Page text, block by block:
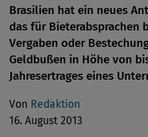
Brasilien hat ein neues
das für Bieterabsprachen
Vergaben oder
Geldbußen in Höhe von
Jahresertrages eines
Von Redaktion
16. August 2013